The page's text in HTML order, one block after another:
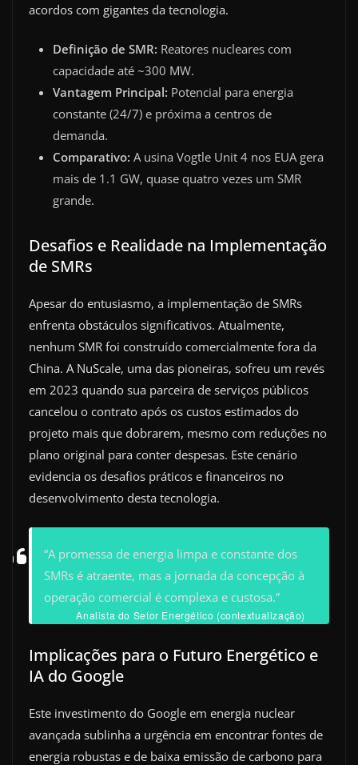
acordos com gigantes da tecnologia.
Definição de SMR: Reatores nucleares com
capacidade até ~300 MW.
Vantagem Principal: Potencial para energia
constante (24/7) e próxima a centros de
demanda.
Comparativo: A usina Vogtle Unit 4 nos EUA gera
mais de 1.1 GW, quase quatro vezes um SMR
grande.
Desafios e Realidade na Implementação
de SMRs
Apesar do entusiasmo, a implementação de SMRs
enfrenta obstáculos significativos. Atualmente,
nenhum SMR foi construído comercialmente fora da
China. A NuScale, uma das pioneiras, sofreu um revés
em 2023 quando sua parceira de serviços públicos
cancelou o contrato após os custos estimados do
projeto mais que dobrarem, mesmo com reduções no
plano original para conter despesas. Este cenário
evidencia os desafios práticos e financeiros no
desenvolvimento desta tecnologia.
“A promessa de energia limpa e constante dos
SMRs é atraente, mas a jornada da concepção à
operação comercial é complexa e custosa.”
Analista do Setor Energético (contextualização)
Implicações para o Futuro Energético e
IA do Google
Este investimento do Google em energia nuclear
avançada sublinha a urgência em encontrar fontes de
energia robustas e de baixa emissão de carbono para